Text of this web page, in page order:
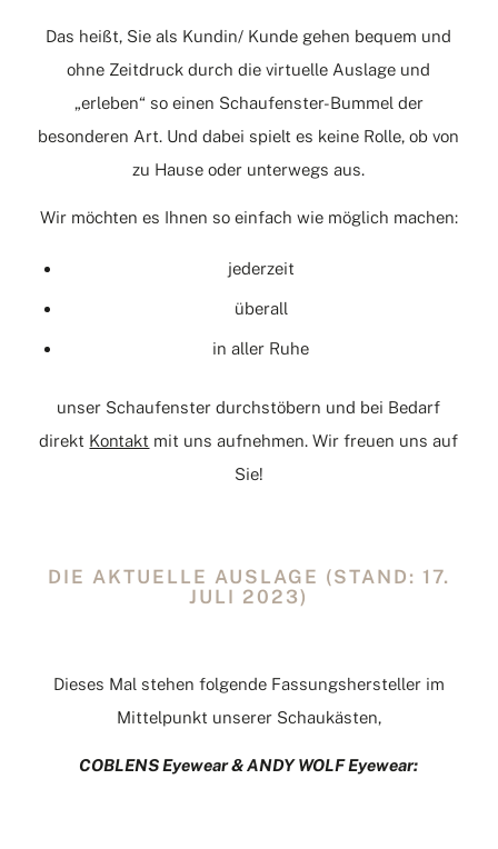
Das heißt, Sie als Kundin/ Kunde gehen bequem und
ohne Zeitdruck durch die virtuelle Auslage und
„erleben“ so einen Schaufenster-Bummel der
besonderen Art. Und dabei spielt es keine Rolle, ob von
zu Hause oder unterwegs aus.
Wir möchten es Ihnen so einfach wie möglich machen:
jederzeit
überall
in aller Ruhe
unser Schaufenster durchstöbern und bei Bedarf
direkt Kontakt mit uns aufnehmen. Wir freuen uns auf
Sie!
DIE AKTUELLE AUSLAGE (STAND: 17.
JULI 2023)
Dieses Mal stehen folgende Fassungshersteller im
Mittelpunkt unserer Schaukästen,
COBLENS Eyewear & ANDY WOLF Eyewear: